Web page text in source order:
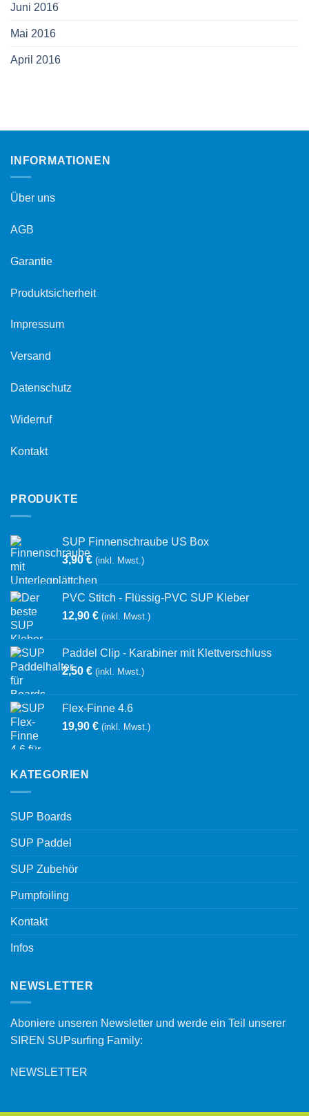
Juni 2016
Mai 2016
April 2016
INFORMATIONEN
Über uns
AGB
Garantie
Produktsicherheit
Impressum
Versand
Datenschutz
Widerruf
Kontakt
PRODUKTE
SUP Finnenschraube US Box
3,90€ (inkl. Mwst.)
PVC Stitch - Flüssig-PVC SUP Kleber
12,90 € (inkl. Mwst.)
Paddel Clip - Karabiner mit Klettverschluss
2,50 € (inkl. Mwst.)
Flex-Finne 4.6
19,90 € (inkl. Mwst.)
KATEGORIEN
SUP Boards
SUP Paddel
SUP Zubehör
Pumpfoiling
Kontakt
Infos
NEWSLETTER
Aboniere unseren Newsletter und werde ein Teil unserer
SIREN SUPsurfing Family:
NEWSLETTER